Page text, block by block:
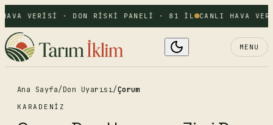
VERISI · DON RISKI PANELI · 81 IL CANLI HAVA
MENU
Ana Sayfa/Don Uyarısı/Çorum
KARADENIZ